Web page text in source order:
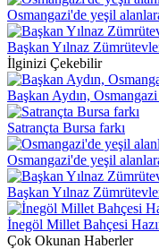
Osmangazi'de yeşil
Başkan Yılnaz
İlginizi Çekebilir
Başkan Aydın,
Satrançta Bursa farkı
Osmangazi'de yeşil
Başkan Yılnaz
İnegöl Millet Bahçesi
Çok Okunan Haberler